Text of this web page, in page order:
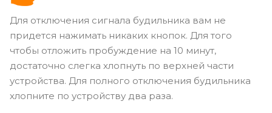
Для отключения сигнала будильника вам не
придется нажимать никаких кнопок. Для того
чтобы отложить пробуждение на 10 минут,
достаточно слегка хлопнуть по верхней части
устройства. Для полного отключения будильника
хлопните по устройству два раза.